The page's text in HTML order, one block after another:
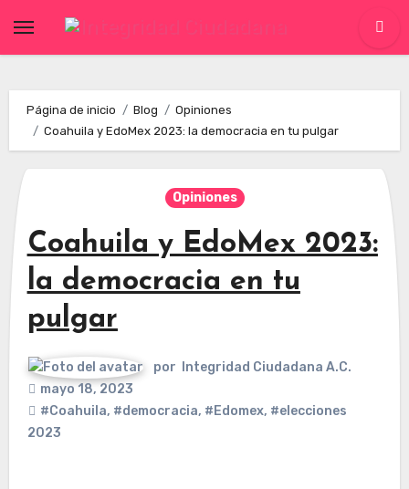
Página de inicio Blog
Opiniones
Coahuila y EdoMex 2023: la democracia en tu pulgar
Opiniones
Coahuila y EdoMex 2023:
la democracia en tu
pulgar
por
Integridad Ciudadana A.C.
mayo 18, 2023
#Coahuila, #democracia, #Edomex, #elecciones
2023